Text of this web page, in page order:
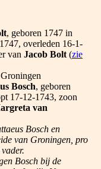
, geboren 1747 in
overleden 16-1-
van Jacob Bolt (zie
Bosch, geboren
17-12-1743, zoon
van
Bosch en
van Groningen, pro
Bosch bij de